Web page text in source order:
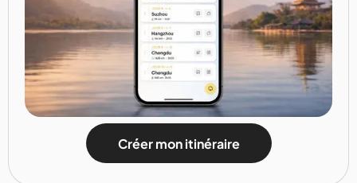
Créer mon itinéraire